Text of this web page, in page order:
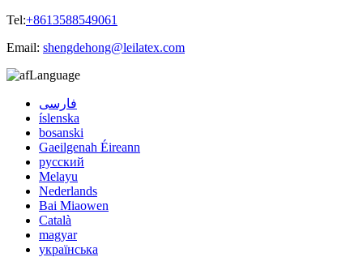
Tel:+8613588549061
Email: shengdehong@leilatex.com
Language
فارسی
íslenska
bosanski
Gaeilgenah Éireann
русский
Melayu
Nederlands
Bai Miaowen
Català
magyar
українська